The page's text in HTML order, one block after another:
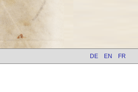
DE EN FR